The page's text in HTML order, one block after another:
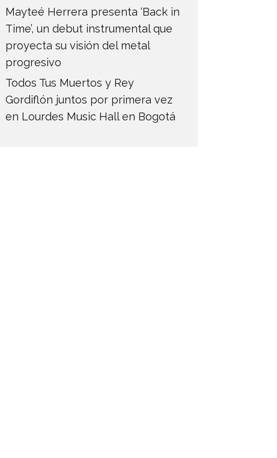
Mayteé Herrera presenta ‘Back in
Time’, un debut instrumental que
proyecta su visión del metal
progresivo
Todos Tus Muertos y Rey
Gordiflón juntos por primera vez
en Lourdes Music Hall en Bogotá